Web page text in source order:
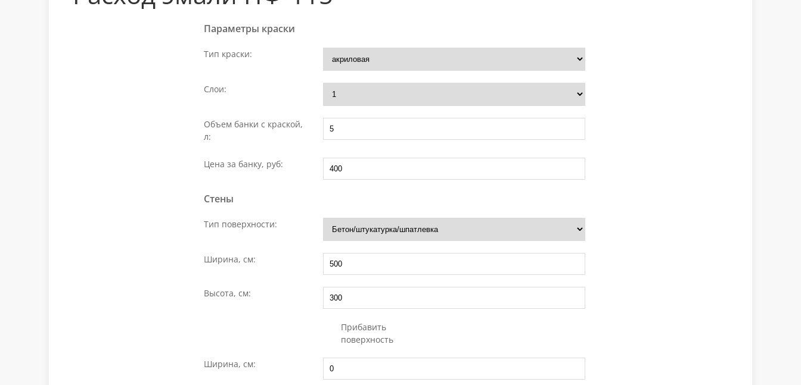
Параметры краски
Тип краски:
Слои:
Объем банки с краской,
л:
Цена за банку, руб:
Стены
Тип поверхности:
Ширина, см:
Высота, см:
Прибавить
поверхность
Ширина, см: